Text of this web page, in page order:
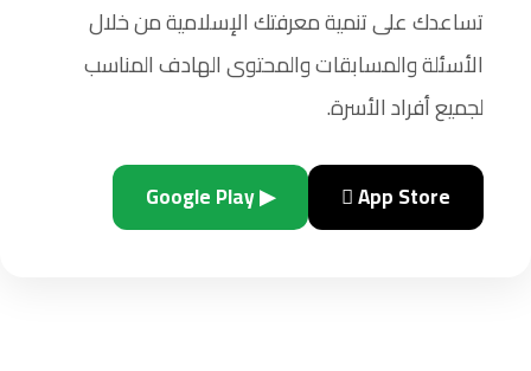
تساعدك على تنمية معرفتك الإسلامية من خلال
الأسئلة والمسابقات والمحتوى الهادف المناسب
لجميع أفراد الأسرة.
 App Store
▶ Google Play